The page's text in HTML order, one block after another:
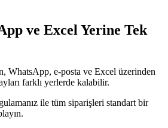
ve Excel Yerine Tek
WhatsApp, e-posta ve Excel üzerinden
farklı yerlerde kalabilir.
ile tüm siparişleri standart bir